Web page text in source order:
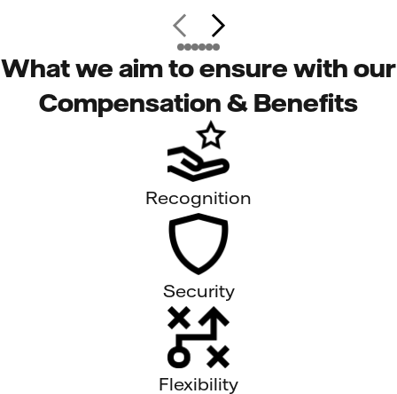
What we aim to ensure with our
Compensation & Benefits
Recognition
Security
Flexibility